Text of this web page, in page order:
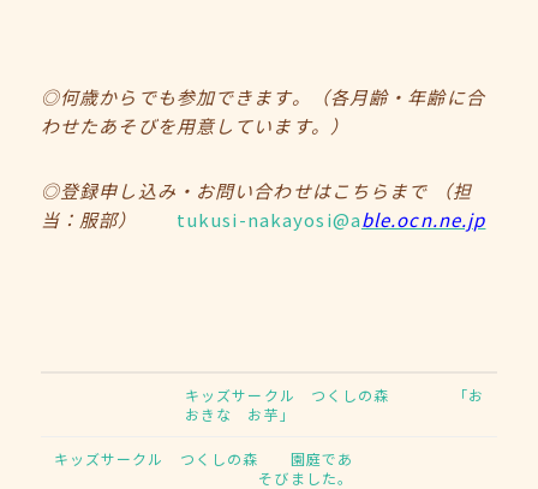
◎何歳からでも参加できます。（各月齢・年齢に合
わせたあそびを用意しています。）
◎登録申し込み・お問い合わせはこちらまで
（担
当：服部） tukusi-nakayosi@able.ocn.ne.jp
キッズサークル つくしの森 「お
おきな お芋」
キッズサークル つくしの森 園庭であ
そびました。